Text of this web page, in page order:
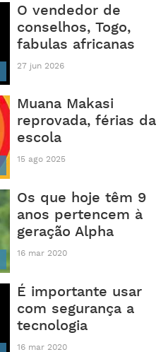
O vendedor de
conselhos, Togo,
fabulas africanas
27 jun 2026
Muana Makasi
reprovada, férias da
escola
15 ago 2025
Os que hoje têm 9
anos pertencem à
geração Alpha
16 mar 2020
É importante usar
com segurança a
tecnologia
16 mar 2020